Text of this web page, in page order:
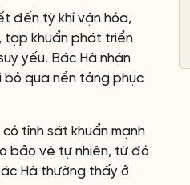
đến tỳ khí vận hóa,
tạp khuẩn phát triển
yếu. Bác Hà nhận
bỏ qua nền tảng phục
tính sát khuẩn mạnh
bảo vệ tự nhiên, từ đó
Hà thường thấy ở